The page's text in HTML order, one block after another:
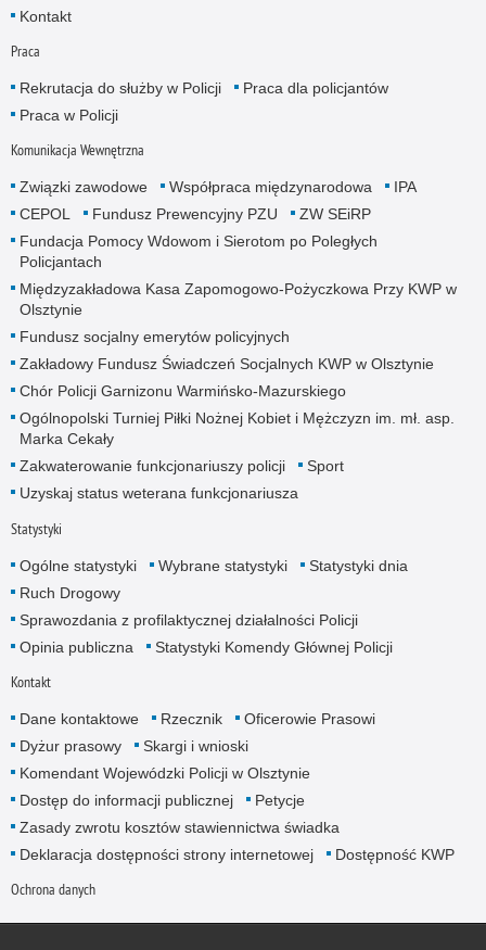
Kontakt
Praca
Rekrutacja do służby w Policji
Praca dla policjantów
Praca w Policji
Komunikacja Wewnętrzna
Związki zawodowe Współpraca międzynarodowa
IPA
CEPOL
Fundusz Prewencyjny PZU
ZW SEiRP
Fundacja Pomocy Wdowom i Sierotom po Poległych
Policjantach
Międzyzakładowa Kasa Zapomogowo-Pożyczkowa Przy KWP w
Olsztynie
Fundusz socjalny emerytów policyjnych
Zakładowy Fundusz Świadczeń Socjalnych KWP w Olsztynie
Chór Policji Garnizonu Warmińsko-Mazurskiego
Ogólnopolski Turniej Piłki Nożnej Kobiet i Mężczyzn im. mł. asp.
Marka Cekały
Zakwaterowanie funkcjonariuszy policji
Sport
Uzyskaj status weterana funkcjonariusza
Statystyki
Ogólne statystyki Wybrane statystyki
Statystyki dnia
Ruch Drogowy
Sprawozdania z profilaktycznej działalności Policji
Opinia publiczna
Statystyki Komendy Głównej Policji
Kontakt
Dane kontaktowe Rzecznik
Oficerowie Prasowi
Dyżur prasowy
Skargi i wnioski
Komendant Wojewódzki Policji w Olsztynie
Dostęp do informacji publicznej
Petycje
Zasady zwrotu kosztów stawiennictwa świadka
Deklaracja dostępności strony internetowej
Dostępność KWP
Ochrona danych